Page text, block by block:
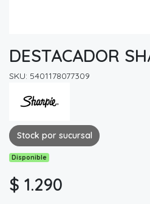
DESTACADOR
SKU: 5401178077309
Stock por sucursal
Disponible
$ 1.290